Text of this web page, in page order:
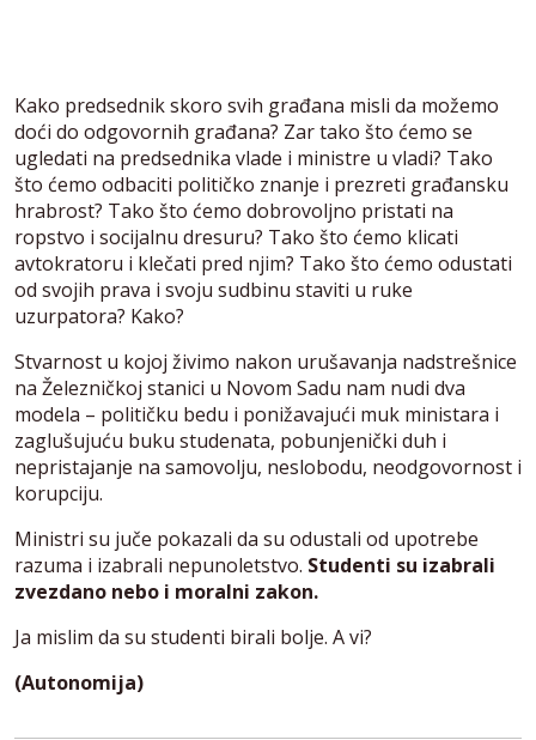
Kako predsednik skoro svih građana misli da možemo
doći do odgovornih građana? Zar tako što ćemo se
ugledati na predsednika vlade i ministre u vladi? Tako
što ćemo odbaciti političko znanje i prezreti građansku
hrabrost? Tako što ćemo dobrovoljno pristati na
ropstvo i socijalnu dresuru? Tako što ćemo klicati
avtokratoru i klečati pred njim? Tako što ćemo odustati
od svojih prava i svoju sudbinu staviti u ruke
uzurpatora? Kako?
Stvarnost u kojoj živimo nakon urušavanja nadstrešnice
na Železničkoj stanici u Novom Sadu nam nudi dva
modela – političku bedu i ponižavajući muk ministara i
zaglušujuću buku studenata, pobunjenički duh i
nepristajanje na samovolju, neslobodu, neodgovornost i
korupciju.
Ministri su juče pokazali da su odustali od upotrebe
razuma i izabrali nepunoletstvo. Studenti su izabrali
zvezdano nebo i moralni zakon.
Ja mislim da su studenti birali bolje. A vi?
(Autonomija)